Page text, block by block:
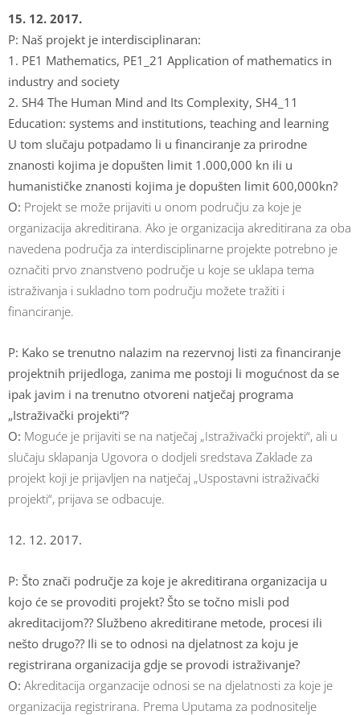
15. 12. 2017.
P: Naš projekt je interdisciplinaran:
1. PE1 Mathematics, PE1_21 Application of mathematics in
industry and society
2. SH4 The Human Mind and Its Complexity, SH4_11
Education: systems and institutions, teaching and learning
U tom slučaju potpadamo li u financiranje za prirodne
znanosti kojima je dopušten limit 1.000,000 kn ili u
humanističke znanosti kojima je dopušten limit 600,000kn?
O: Projekt se može prijaviti u onom području za koje je
organizacija akreditirana. Ako je organizacija akreditirana za oba
navedena područja za interdisciplinarne projekte potrebno je
označiti prvo znanstveno područje u koje se uklapa tema
istraživanja i sukladno tom području možete tražiti i
financiranje.
P: Kako se trenutno nalazim na rezervnoj listi za financiranje
projektnih prijedloga, zanima me postoji li mogućnost da se
ipak javim i na trenutno otvoreni natječaj programa
„Istraživački projekti“?
O: Moguće je prijaviti se na natječaj „Istraživački projekti“, ali u
slučaju sklapanja Ugovora o dodjeli sredstava Zaklade za
projekt koji je prijavljen na natječaj „Uspostavni istraživački
projekti“, prijava se odbacuje.
12. 12. 2017.
P: Što znači područje za koje je akreditirana organizacija u
kojo će se provoditi projekt? Što se točno misli pod
akreditacijom?? Službeno akreditirane metode, procesi ili
nešto drugo?? Ili se to odnosi na djelatnost za koju je
registrirana organizacija gdje se provodi istraživanje?
O: Akreditacija organzacije odnosi se na djelatnosti za koje je
organizacija registrirana. Prema Uputama za podnositelje